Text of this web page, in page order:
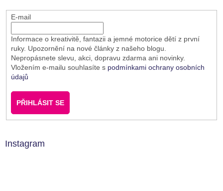
E-mail
Informace o kreativitě, fantazii a jemné motorice dětí z první
ruky. Upozornění na nové články z našeho blogu.
Nepropásnete slevu, akci, dopravu zdarma ani novinky.
Vložením e-mailu souhlasíte s podmínkami ochrany osobních
údajů
PŘIHLÁSIT SE
Instagram